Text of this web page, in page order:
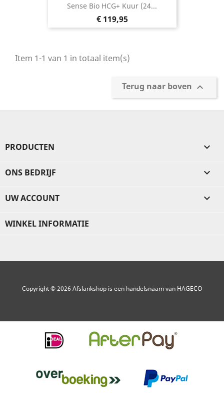
Sense Bio HCG+ Kuur (24...
Prijs
€ 119,95
Item 1-1 van 1 in totaal item(s)
Terug naar boven 
PRODUCTEN 
ONS BEDRIJF 
UW ACCOUNT 
WINKEL INFORMATIE
Copyright © 2026 Afslankshop is een handelsnaam van HAGECO